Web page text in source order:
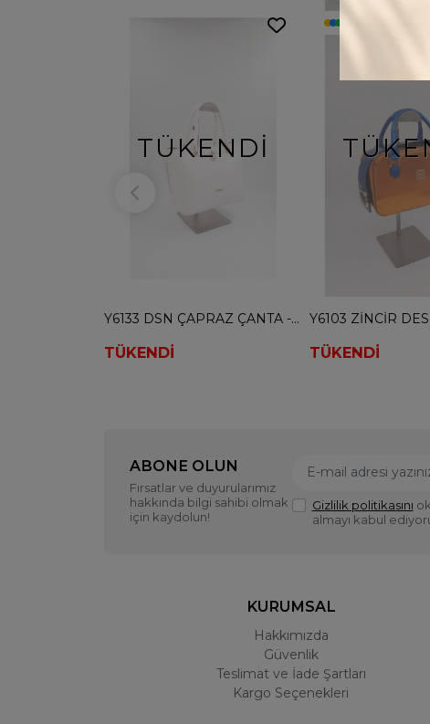
TÜKENDI
Y6133 DSN ÇAPRAZ ÇANTA - BEYAZ
TÜKENDİ TÜKENDİ
ABONE OLUN
Fırsatlar ve duyurularımız
hakkında bilgi sahibi olmak
için kaydolun!
Gizlilik politikasını
almayı kabul
KURUMSAL
Hakkımızda
Güvenlik
Teslimat ve İade Şartları
Kargo Seçenekleri